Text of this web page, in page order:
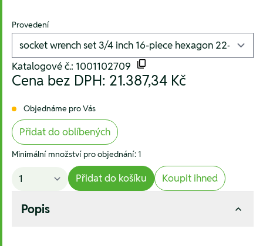
Provedení
Katalogové č.: 1001102709
Cena bez DPH: 21.387,34 Kč
Objednáme pro Vás
Přidat do oblíbených
Minimální množství pro objednání: 1
Přidat do košíku Koupit ihned
Popis